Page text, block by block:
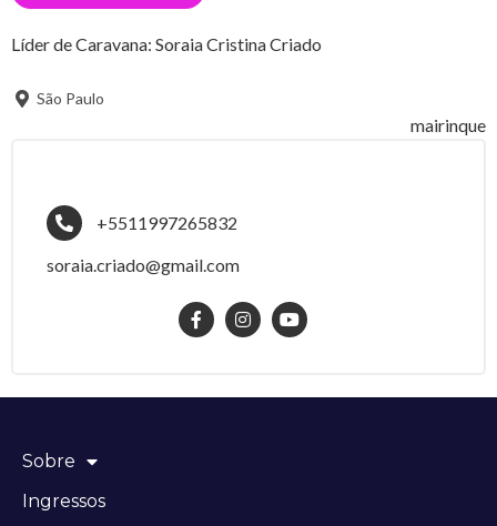
Líder de Caravana: Soraia Cristina Criado
São Paulo
mairinque
+5511997265832
soraia.criado@gmail.com
Sobre
Ingressos